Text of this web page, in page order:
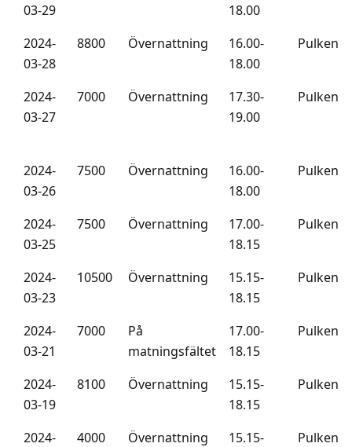
03-29
18.00
2024-
03-28
8800 Övernattning
16.00-
18.00
Pulken
2024-
03-27
7000 Övernattning
17.30-
19.00
Pulken
2024-
03-26
7500 Övernattning
16.00-
18.00
Pulken
2024-
03-25
7500 Övernattning
17.00-
18.15
Pulken
2024-
03-23
10500 Övernattning
15.15-
18.15
Pulken
2024-
03-21
7000
På
matningsfältet
17.00-
18.15
Pulken
2024-
03-19
8100 Övernattning
15.15-
18.15
Pulken
2024-
4000 Övernattning
15.15-
Pulken